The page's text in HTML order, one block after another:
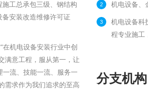
工总承包三级、钢结构
安装改造维修许可证
在机电设备安装行业中创
满意工程，服从第一，让
一流、技能一流、服务一
需求作为我们追求的至高
机电设备、
机电设备科
程专业施工
分支机构